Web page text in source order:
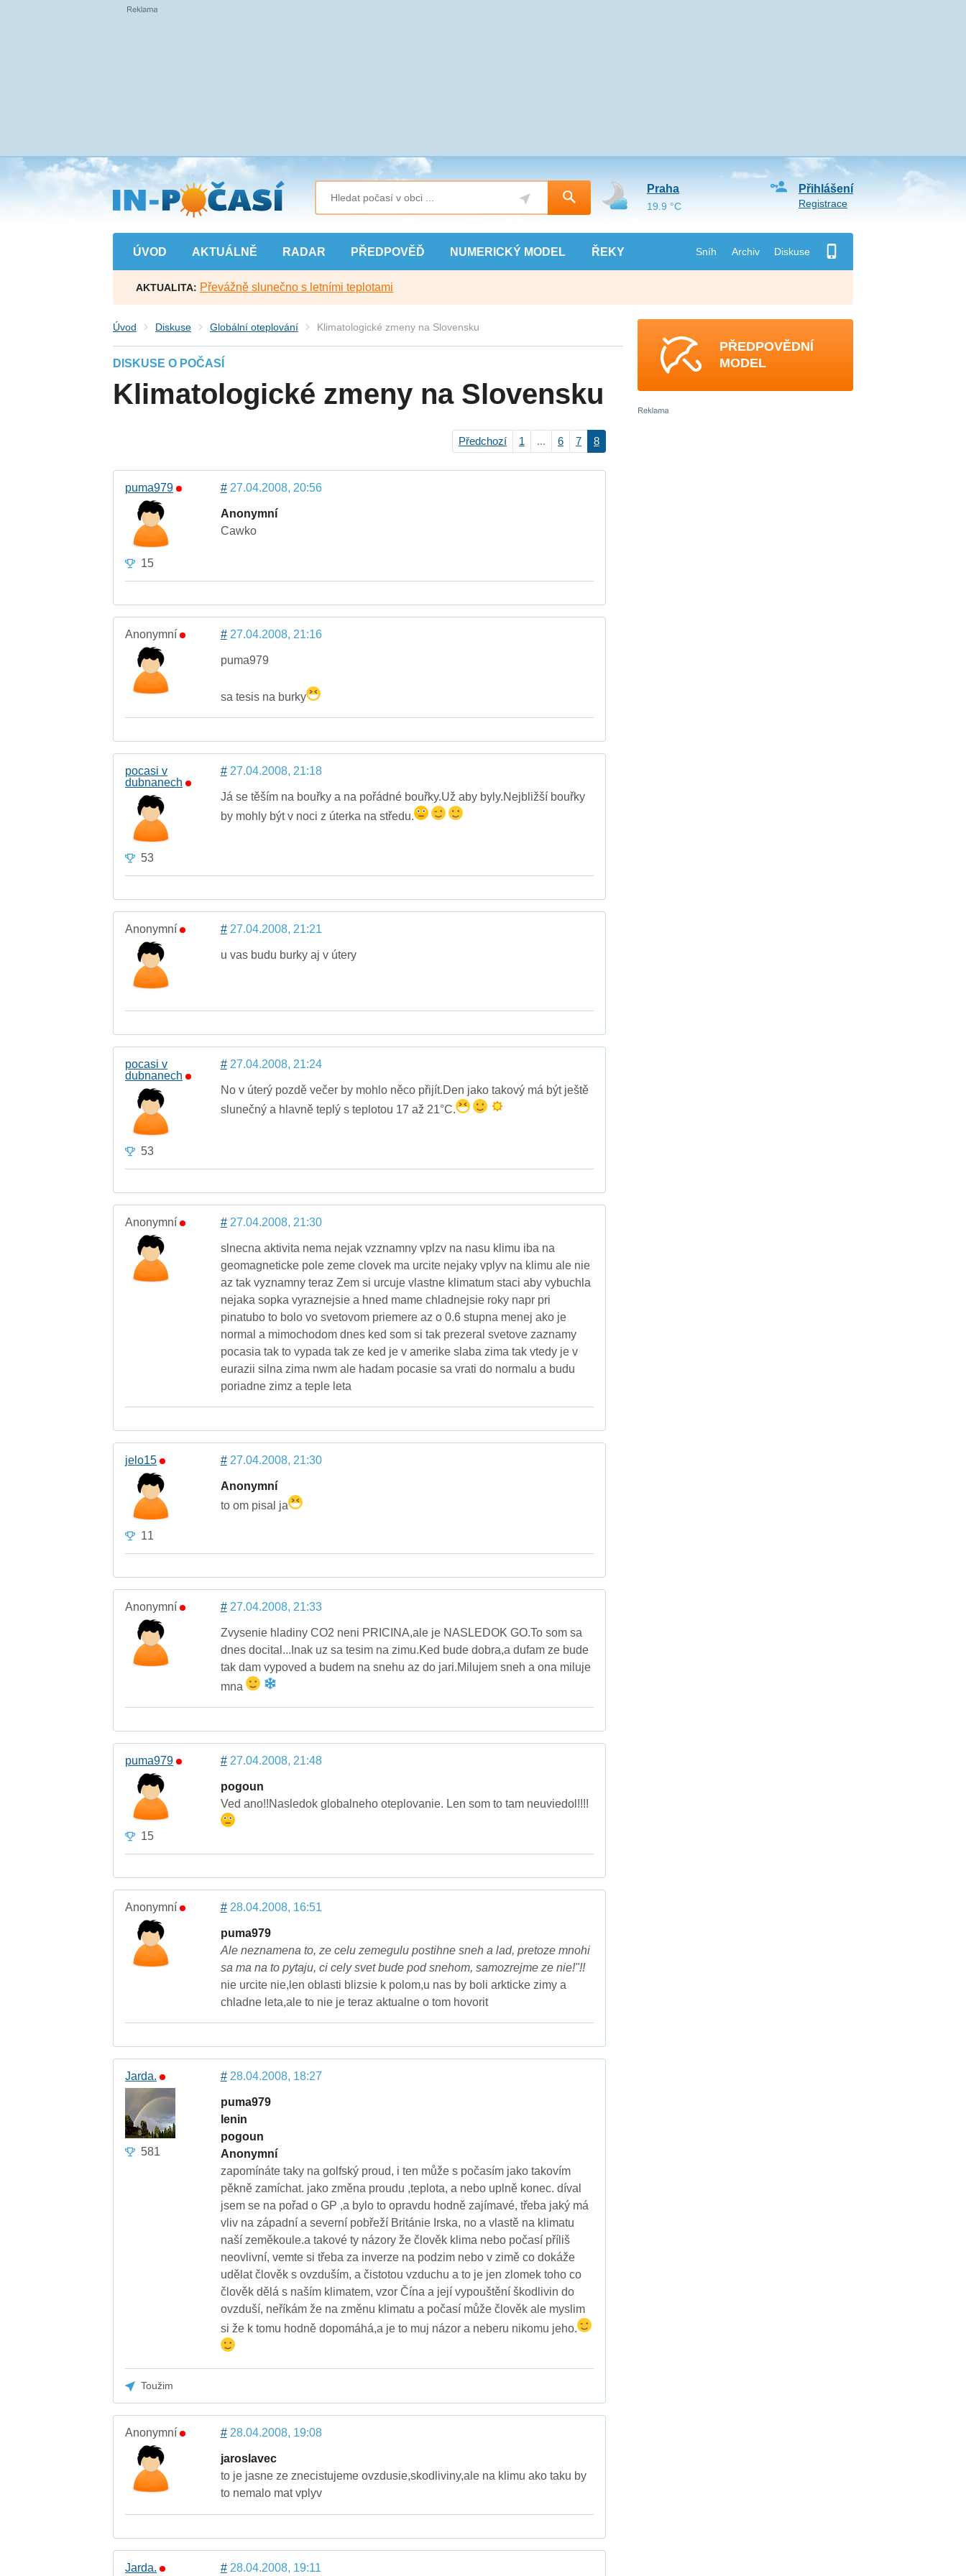
Přejít
na
hlavní
obsah
ÚVOD AKTUÁLNĚ RADAR PŘEDPOVĚĎ NUMERICKÝ MODEL ŘEKY Sníh Archiv Diskuse
Přihlášení
Registrace
Praha
19.9 °C
AKTUALITA: Převážně slunečno s letními teplotami
Úvod Diskuse Globální oteplování Klimatologické zmeny na Slovensku
DISKUSE O POČASÍ
Klimatologické zmeny na Slovensku
Předchozí 1 ... 6 7 8
puma979
15
#27.04.2008, 20:56
Anonymní
Cawko
Anonymní #27.04.2008, 21:16
puma979
sa tesis na burky
pocasi v
dubnanech
53
#27.04.2008, 21:18
Já se těším na bouřky a na pořádné bouřky.Už aby byly.Nejbližší bouřky
by mohly být v noci z úterka na středu.
Anonymní #27.04.2008, 21:21
u vas budu burky aj v útery
pocasi v
dubnanech
53
#27.04.2008, 21:24
No v úterý pozdě večer by mohlo něco přijít.Den jako takový má být ještě
slunečný a hlavně teplý s teplotou 17 až 21°C.
Anonymní #27.04.2008, 21:30
slnecna aktivita nema nejak vzznamny vplzv na nasu klimu iba na
geomagneticke pole zeme clovek ma urcite nejaky vplyv na klimu ale nie
az tak vyznamny teraz Zem si urcuje vlastne klimatum staci aby vybuchla
nejaka sopka vyraznejsie a hned mame chladnejsie roky napr pri
pinatubo to bolo vo svetovom priemere az o 0.6 stupna menej ako je
normal a mimochodom dnes ked som si tak prezeral svetove zaznamy
pocasia tak to vypada tak ze ked je v amerike slaba zima tak vtedy je v
eurazii silna zima nwm ale hadam pocasie sa vrati do normalu a budu
poriadne zimz a teple leta
jelo15
11
#27.04.2008, 21:30
Anonymní
to om pisal ja
Anonymní #27.04.2008, 21:33
Zvysenie hladiny CO2 neni PRICINA,ale je NASLEDOK GO.To som sa
dnes docital...Inak uz sa tesim na zimu.Ked bude dobra,a dufam ze bude
tak dam vypoved a budem na snehu az do jari.Milujem sneh a ona miluje
mna
puma979
15
#27.04.2008, 21:48
pogoun
Ved ano!!Nasledok globalneho oteplovanie. Len som to tam neuviedol!!!!
Anonymní #28.04.2008, 16:51
puma979
Ale neznamena to, ze celu zemegulu postihne sneh a lad, pretoze mnohi
sa ma na to pytaju, ci cely svet bude pod snehom, samozrejme ze nie!"!!
nie urcite nie,len oblasti blizsie k polom,u nas by boli arkticke zimy a
chladne leta,ale to nie je teraz aktualne o tom hovorit
Jarda.
581
#28.04.2008, 18:27
puma979
lenin
pogoun
Anonymní
zapomínáte taky na golfský proud, i ten může s počasím jako takovím
pěkně zamíchat. jako změna proudu ,teplota, a nebo uplně konec. díval
jsem se na pořad o GP ,a bylo to opravdu hodně zajímavé, třeba jaký má
vliv na západní a severní pobřeží Británie Irska, no a vlastě na klimatu
naší zeměkoule.a takové ty názory že člověk klima nebo počasí příliš
neovlivní, vemte si třeba za inverze na podzim nebo v zimě co dokáže
udělat člověk s ovzduším, a čistotou vzduchu a to je jen zlomek toho co
člověk dělá s naším klimatem, vzor Čína a její vypouštění škodlivin do
ovzduší, neříkám že na změnu klimatu a počasí může člověk ale myslim
si že k tomu hodně dopomáhá,a je to muj názor a neberu nikomu jeho.
Toužim
Anonymní #28.04.2008, 19:08
jaroslavec
to je jasne ze znecistujeme ovzdusie,skodliviny,ale na klimu ako taku by
to nemalo mat vplyv
Jarda. #28.04.2008, 19:11
PŘEDPOVĚDNÍ
MODEL